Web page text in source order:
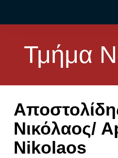
Τμήμα
Νικόλαος/
Nikolaos